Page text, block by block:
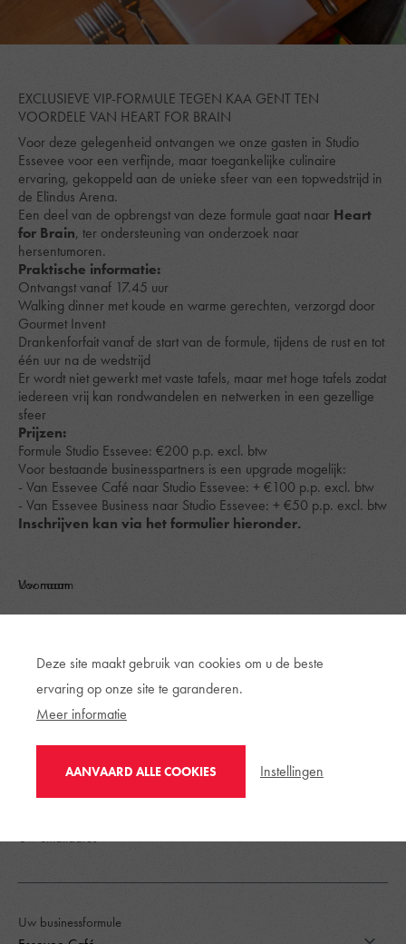
EXCLUSIEVE VIP-FORMULE TEGEN KAA GENT TEN
VOORDELE VAN HEART FOR BRAIN
Voor deze gelegenheid ontvangen we onze gasten in Studio
Essevee voor een verfijnde, maar toegankelijke culinaire
ervaring, gekoppeld aan de unieke sfeer van een topwedstrijd in
de Elindus Arena.
Een deel van de opbrengst van deze formule gaat naar Heart
for Brain, ter ondersteuning van onderzoek naar
hersentumoren.
Praktische informatie:
Ontvangst vanaf 17.45 uur
Walking dinner met koude en warme gerechten, verzorgd door
Gourmet Invent
Drankenforfait vanaf de start van de formule, tijdens de rust en tot
één uur na de wedstrijd
Er wordt niet gewerkt met vaste tafels, maar met hoge tafels zodat
iedereen vrij kan rondwandelen en netwerken in een gezellige
sfeer
Prijzen:
Formule Studio Essevee: €200 p.p. excl. btw
Voor bestaande businesspartners is een upgrade mogelijk:
- Van Essevee Café naar Studio Essevee: + €100 p.p. excl. btw
- Van Essevee Business naar Studio Essevee: + €50 p.p. excl. btw
Inschrijven kan via het formulier hieronder.
Uw naam
Voornaam
Familienaam
Uw emailadres
Uw businessformule
Deze site maakt gebruik van cookies om u de beste
ervaring op onze site te garanderen.
Meer informatie
AANVAARD ALLE COOKIES Instellingen